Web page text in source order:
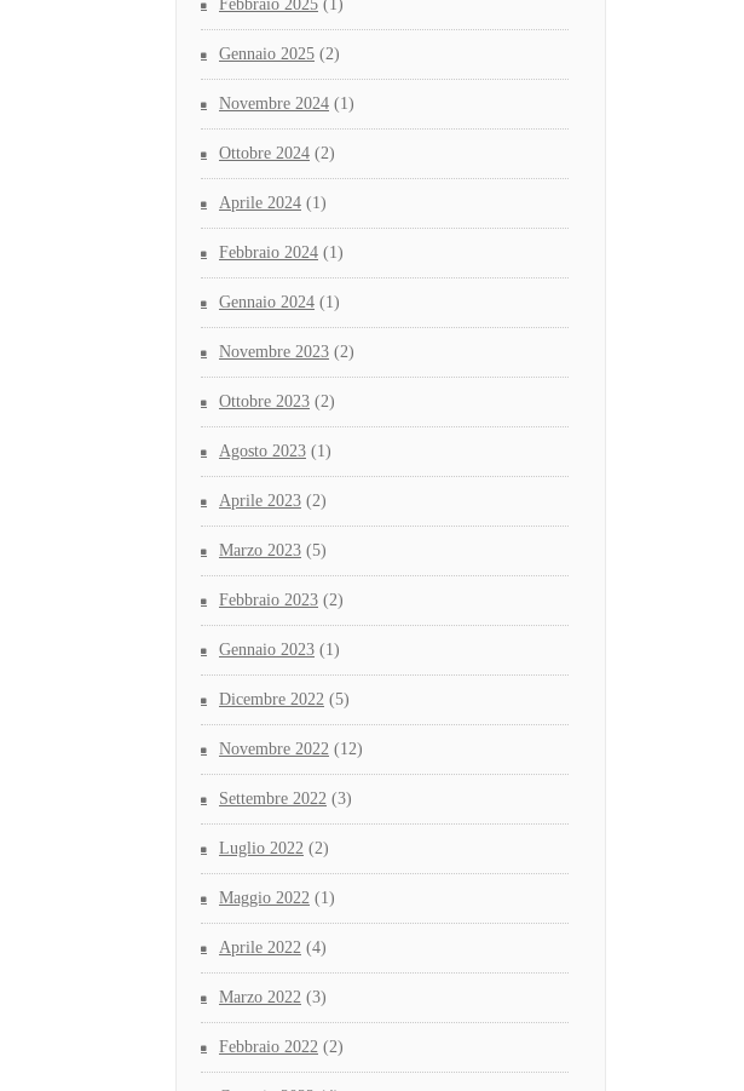
Febbraio 2025 (1)
Gennaio 2025 (2)
Novembre 2024 (1)
Ottobre 2024 (2)
Aprile 2024 (1)
Febbraio 2024 (1)
Gennaio 2024 (1)
Novembre 2023 (2)
Ottobre 2023 (2)
Agosto 2023 (1)
Aprile 2023 (2)
Marzo 2023 (5)
Febbraio 2023 (2)
Gennaio 2023 (1)
Dicembre 2022 (5)
Novembre 2022 (12)
Settembre 2022 (3)
Luglio 2022 (2)
Maggio 2022 (1)
Aprile 2022 (4)
Marzo 2022 (3)
Febbraio 2022 (2)